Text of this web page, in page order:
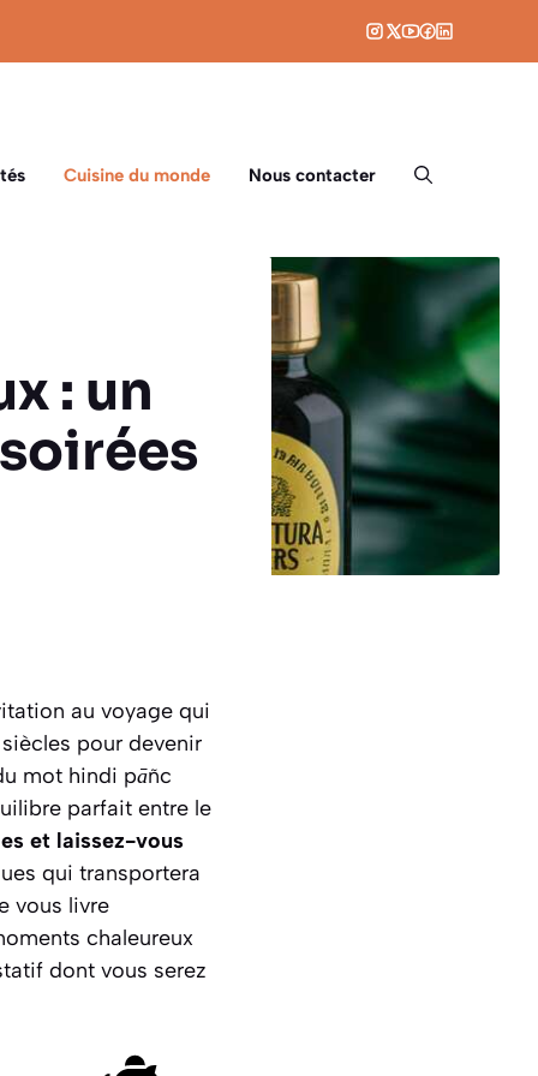
Cuisine du monde Nous contacter
: un
au voyage qui
pour devenir
mot hindi pāñc
parfait entre le
et laissez-vous
qui transportera
vous livre
chaleureux
dont vous serez